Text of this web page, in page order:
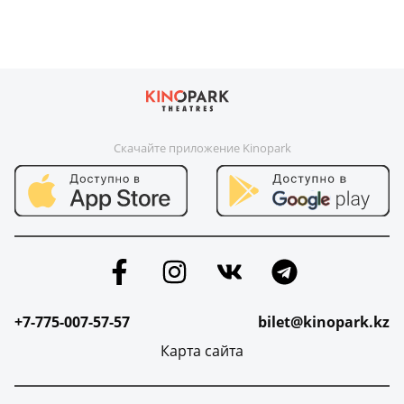
Скачайте приложение Kinopark
+7-775-007-57-57
bilet@kinopark.kz
Карта сайта